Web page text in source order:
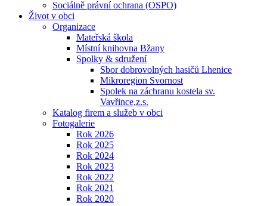
Sociálně právní ochrana (OSPO)
Život v obci
Organizace
Mateřská škola
Místní knihovna Bžany
Spolky & sdružení
Sbor dobrovolných hasičů Lhenice
Mikroregion Svornost
Spolek na záchranu kostela sv.
Vavřince,z.s.
Katalog firem a služeb v obci
Fotogalerie
Rok 2026
Rok 2025
Rok 2024
Rok 2023
Rok 2022
Rok 2021
Rok 2020